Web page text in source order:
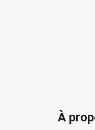
À